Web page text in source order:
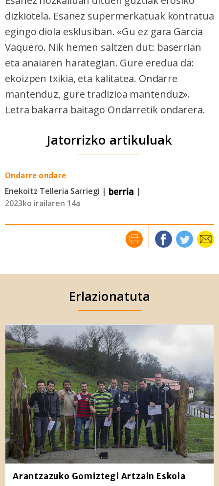
dizkiotela. Esanez supermerkatuak kontratua
egingo diola esklusiban. «Gu ez gara Garcia
Vaquero. Nik hemen saltzen dut: baserrian
eta anaiaren harategian. Gure eredua da:
ekoizpen txikia, eta kalitatea. Ondarre
mantenduz, gure tradizioa mantenduz».
Letra bakarra baitago Ondarretik ondarera.
Jatorrizko artikuluak
Ondarre ondare
Enekoitz Telleria Sarriegi |
|
2023ko irailaren 14a
Erlazionatuta
Arantzazuko Gomiztegi Artzain Eskola